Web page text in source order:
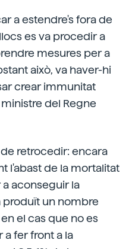
a estendre's fora de
es va procedir a
mesures per a
això, va haver-hi
crear immunitat
del Regne
retrocedir: encara
l'abast de la mortalitat
aconseguir la
produït un nombre
el cas que no es
fer front a la